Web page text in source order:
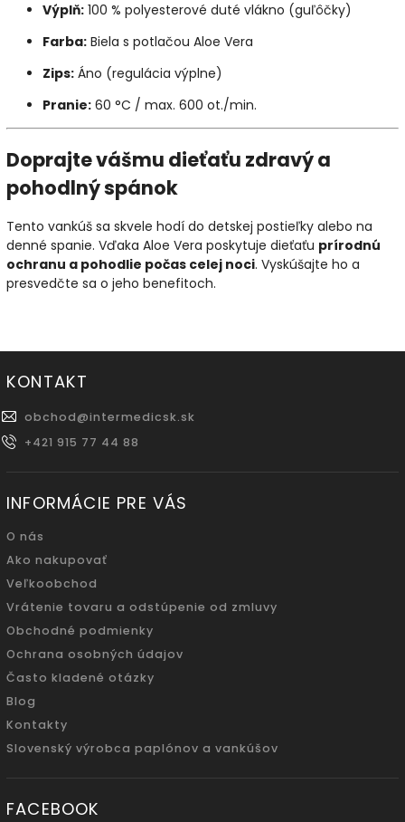
Výplň: 100 % polyesterové duté vlákno (guľôčky)
Farba: Biela s potlačou Aloe Vera
Zips: Áno (regulácia výplne)
Pranie: 60 °C / max. 600 ot./min.
Doprajte vášmu dieťaťu zdravý a
pohodlný spánok
Tento vankúš sa skvele hodí do detskej postieľky alebo na
denné spanie. Vďaka Aloe Vera poskytuje dieťaťu prírodnú
ochranu a pohodlie počas celej noci. Vyskúšajte ho a
presvedčte sa o jeho benefitoch.
KONTAKT
obchod@intermedicsk.sk
+421 915 77 44 88
INFORMÁCIE PRE VÁS
O nás
Ako nakupovať
Veľkoobchod
Vrátenie tovaru a odstúpenie od zmluvy
Obchodné podmienky
Ochrana osobných údajov
Často kladené otázky
Blog
Kontakty
Slovenský výrobca paplónov a vankúšov
FACEBOOK